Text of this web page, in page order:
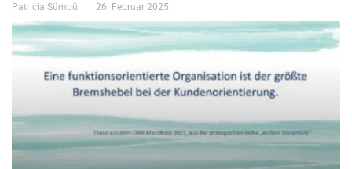
Patricia Sümbül 26. Februar 2025